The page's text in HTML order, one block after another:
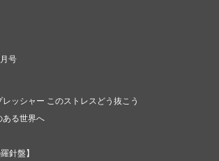
号
ッシャー このストレスどう抜こう
る世界へ
針盤】